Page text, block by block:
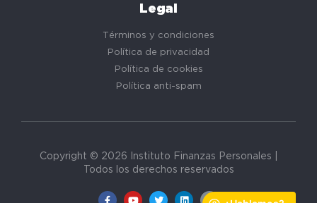
Legal
Términos y condiciones
Política de privacidad
Política de cookies
Política anti-spam
Copyright © 2026 Instituto Finanzas Personales |
Todos los derechos reservados